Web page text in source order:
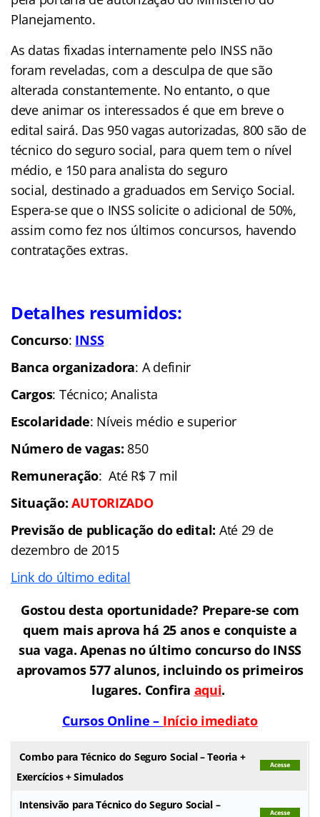
Planejamento.
As datas fixadas internamente pelo INSS não
foram reveladas, com a desculpa de que são
alterada constantemente. No entanto, o que
deve animar os interessados é que em breve o
edital sairá. Das 950 vagas autorizadas, 800 são de
técnico do seguro social, para quem tem o nível
médio, e 150 para analista do seguro
social, destinado a graduados em Serviço Social.
Espera-se que o INSS solicite o adicional de 50%,
assim como fez nos últimos concursos, havendo
contratações extras.
Detalhes resumidos:
Concurso: INSS
Banca organizadora: A definir
Cargos: Técnico; Analista
Escolaridade: Níveis médio e superior
Número de vagas: 850
Remuneração: Até R$ 7 mil
Situação:AUTORIZADO
Previsão de publicação do edital: Até 29 de
dezembro de 2015
Link do último edital
Gostou desta oportunidade? Prepare-se com
quem mais aprova há 25 anos e conquiste a
sua vaga. Apenas no último concurso do INSS
aprovamos 577 alunos, incluindo os primeiros
lugares. Confira aqui.
Cursos Online – Início imediato
Combo para Técnico do Seguro Social – Teoria +
Exercícios + Simulados
Intensivão para Técnico do Seguro Social –